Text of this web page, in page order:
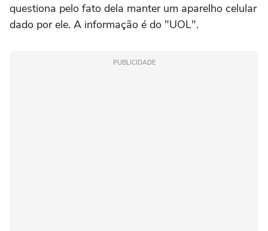
questiona pelo fato dela manter um aparelho celular
dado por ele. A informação é do "UOL".
PUBLICIDADE